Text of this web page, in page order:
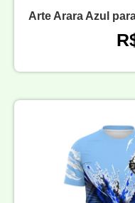
Arte Arara Azul